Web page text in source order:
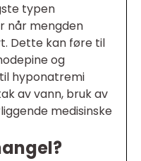
typen
når mengden
Dette kan føre til
og
hyponatremi
av vann, bruk av
medisinske